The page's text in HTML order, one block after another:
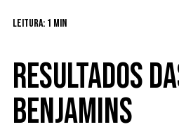
Leitura: 1 min
Resultados
benjamins